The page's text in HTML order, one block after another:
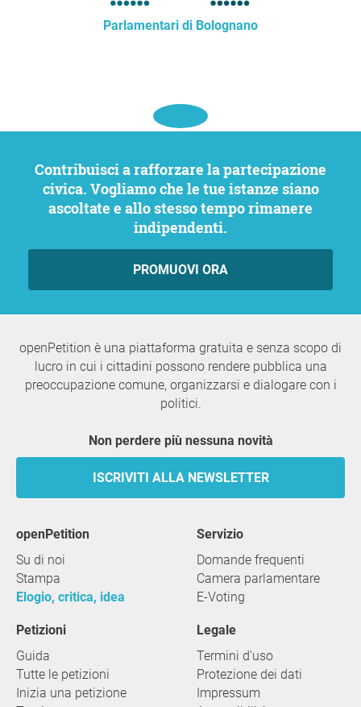
Parlamentari di Bolognano
Contribuisci a rafforzare la partecipazione
civica. Vogliamo che le tue istanze siano
ascoltate e allo stesso tempo rimanere
indipendenti.
PROMUOVI ORA
openPetition è una piattaforma gratuita e senza scopo di
lucro in cui i cittadini possono rendere pubblica una
preoccupazione comune, organizzarsi e dialogare con i
politici.
Non perdere più nessuna novità
ISCRIVITI ALLA NEWSLETTER
openPetition
Su di noi
Stampa
Elogio, critica, idea
servizio
Domande frequenti
Camera parlamentare
E-Voting
Petizioni
Guida
Tutte le petizioni
Inizia una petizione
Legale
Termini d'uso
Protezione dei dati
Impressum